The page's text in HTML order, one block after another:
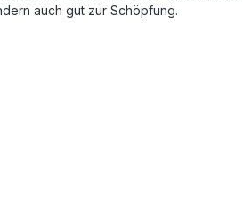
auch gut zur Schöpfung.